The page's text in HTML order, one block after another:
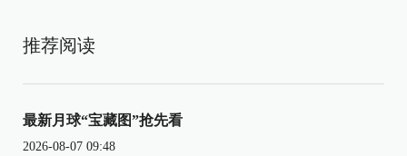
推荐阅读
最新月球“宝藏图”抢先看
2026-08-07 09:48